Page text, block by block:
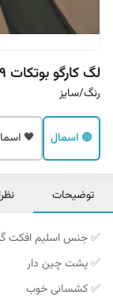
لگ کارگو بوتکات leg059
رنگ/سایز
🟤 اسمال 🖤
توضیحات
✅ جنس اسلیم افکت
✅ پشت چین دار
✅ کشسانی خوب